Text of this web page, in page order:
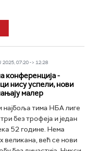
07:20 -> 12:28
конференција -
нису успели, нови
малер
најбоља тима НБА лиге
без трофеја и један
52 године. Нема
великана, већ се нови